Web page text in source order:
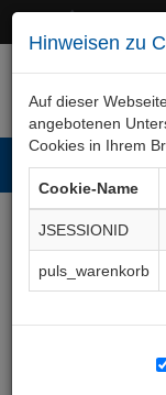
Hinweisen zu
Auf dieser
angebotenen
Cookies in Ihrem
Cookie-Name
JSESSIONID
puls_warenkorb